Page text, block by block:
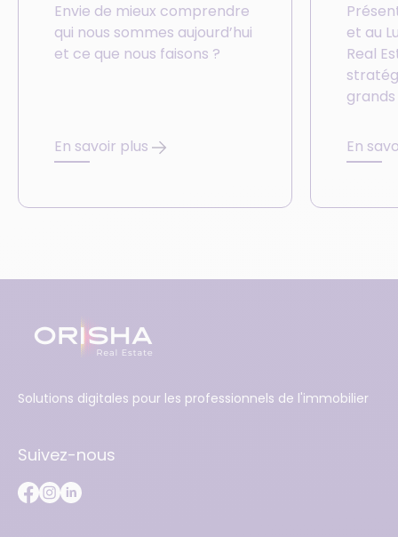
Envie de mieux comprendre
qui nous sommes aujourd’hui
et ce que nous faisons ?
En savoir plus
et au
Real
En
Solutions digitales pour les professionnels de l'immobilier
Suivez-nous